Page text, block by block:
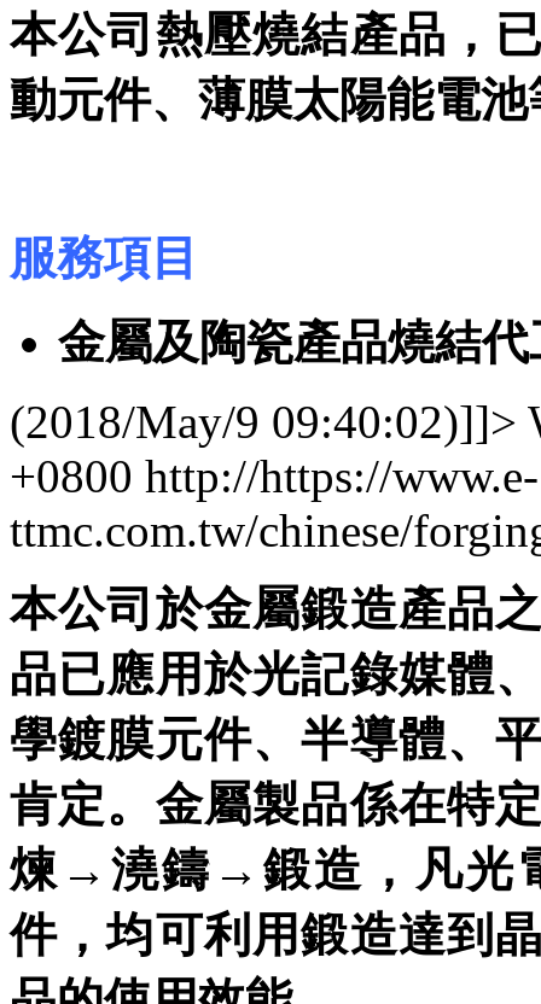
本公司熱壓燒結產品，
動元件、薄膜太陽能電
服務項目
金屬及陶瓷產品燒結
(2018/May/9 09:40:02)]]>
+0800 http://https://www.e-
ttmc.com.tw/chinese/
本公司於金屬鍛造產品
品已應用於光記錄媒體
學鍍膜元件、半導體、
肯定。金屬製品係在特
煉→澆鑄→鍛造，凡光
件，均可利用鍛造達到